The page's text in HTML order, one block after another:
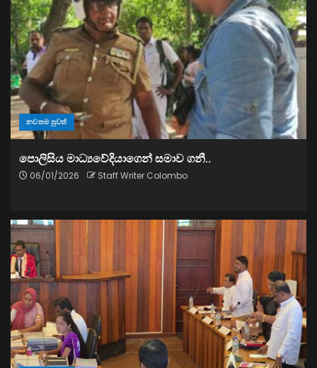
නවතම පුවත්
පොලිසිය මාධ්‍යවේදියාගෙන් සමාව ගනී..
06/01/2026 Staff Writer Colombo